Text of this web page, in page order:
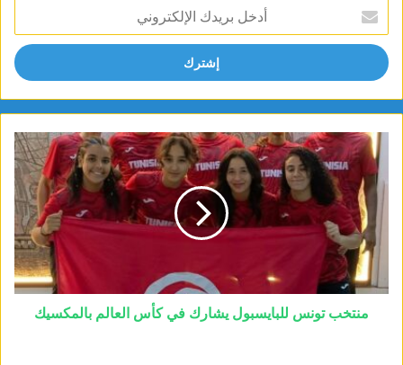
بريدك
الإلكتروني
منتخب تونس للبايسبول يشارك في كأس العالم بالمكسيك